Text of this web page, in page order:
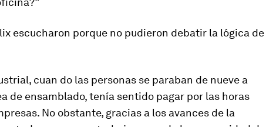
escucharon porque no pudieron debatir la lógica de
cuan do las personas se paraban de nueve a
de ensamblado, tenía sentido pagar por las horas
No obstante, gracias a los avances de la